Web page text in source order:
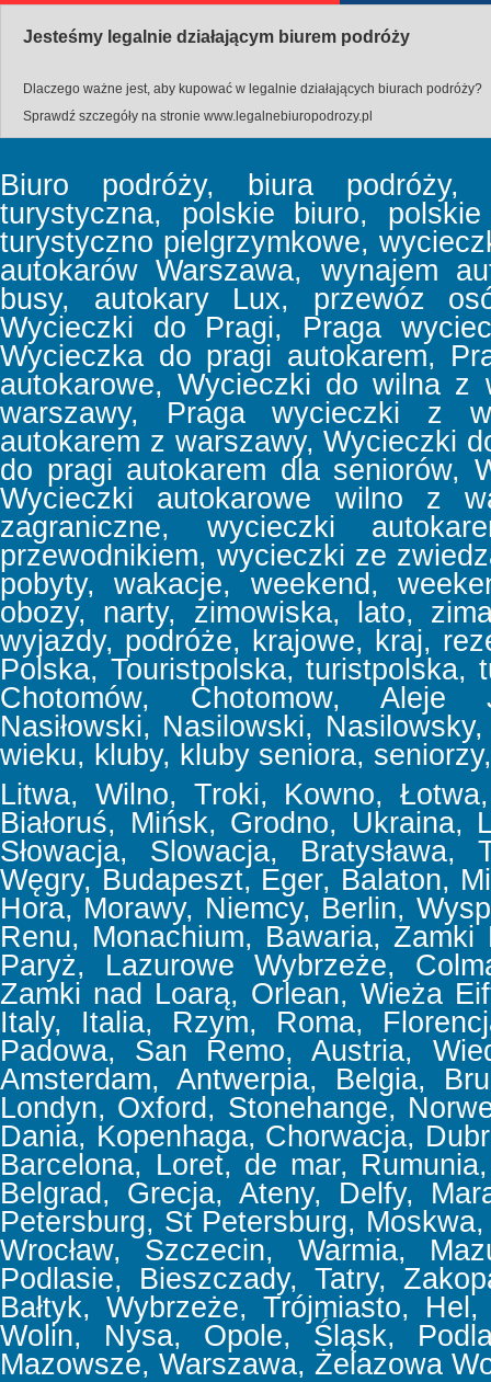
Jesteśmy legalnie działającym biurem podróży
Dlaczego ważne jest, aby kupować w legalnie działających biurach podróży?
Sprawdź szczegóły na stronie www.legalnebiuropodrozy.pl
Biuro podróży, biura podróży,
turystyczna, polskie biuro,
turystyczno pielgrzymkowe,
autokarów Warszawa, wynajem
busy, autokary Lux, przewóz
Wycieczki do Pragi, Praga
Wycieczka do pragi autokarem,
autokarowe, Wycieczki do wilna z
warszawy, Praga wycieczki z
autokarem z warszawy, Wycieczki
do pragi autokarem dla seniorów,
Wycieczki autokarowe wilno z
zagraniczne, wycieczki
przewodnikiem, wycieczki ze
pobyty, wakacje, weekend,
obozy, narty, zimowiska, lato,
wyjazdy, podróże, krajowe, kraj,
Polska, Touristpolska,
Chotomów, Chotomow, Aleje
Nasiłowski, Nasilowski,
wieku, kluby, kluby seniora,
Litwa, Wilno, Troki, Kowno,
Białoruś, Mińsk, Grodno, Ukraina,
Słowacja, Slowacja, Bratysława,
Węgry, Budapeszt, Eger, Balaton,
Hora, Morawy, Niemcy, Berlin,
Renu, Monachium, Bawaria,
Paryż, Lazurowe Wybrzeże,
Zamki nad Loarą, Orlean, Wieża
Italy, Italia, Rzym, Roma,
Padowa, San Remo, Austria,
Amsterdam, Antwerpia, Belgia,
Londyn, Oxford, Stonehange,
Dania, Kopenhaga, Chorwacja,
Barcelona, Loret, de mar,
Belgrad, Grecja, Ateny, Delfy,
Petersburg, St Petersburg,
Wrocław, Szczecin, Warmia,
Podlasie, Bieszczady, Tatry,
Bałtyk, Wybrzeże, Trójmiasto,
Wolin, Nysa, Opole, Śląsk,
Mazowsze, Warszawa, Żelazowa